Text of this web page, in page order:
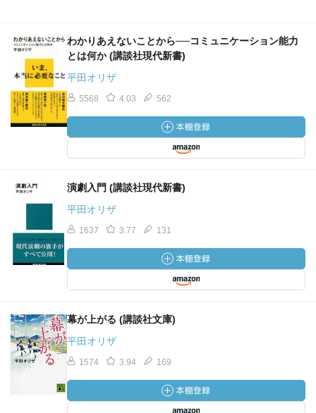
わかりあえないことから──コミュニケーション能力
とは何か (講談社現代新書)
平田オリザ
5568 4.03 562
演劇入門 (講談社現代新書)
平田オリザ
1637 3.77 131
幕が上がる (講談社文庫)
平田オリザ
1574 3.94 169